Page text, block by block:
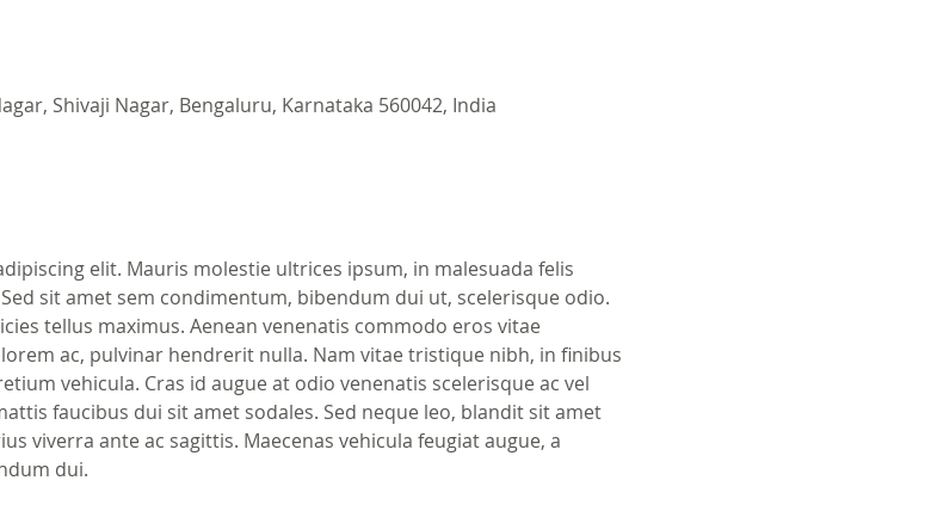
Shivaji Nagar, Bengaluru, Karnataka 560042, India
elit. Mauris molestie ultrices ipsum, in malesuada felis
sit amet sem condimentum, bibendum dui ut, scelerisque odio.
tellus maximus. Aenean venenatis commodo eros vitae
ac, pulvinar hendrerit nulla. Nam vitae tristique nibh, in finibus
vehicula. Cras id augue at odio venenatis scelerisque ac vel
faucibus dui sit amet sodales. Sed neque leo, blandit sit amet
viverra ante ac sagittis. Maecenas vehicula feugiat augue, a
dui.